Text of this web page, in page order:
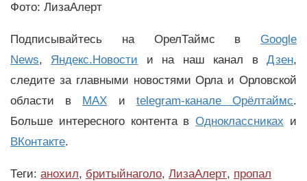
Фото: ЛизаАлерт
Подписывайтесь на ОрелТаймс в Google
News, Яндекс.Новости и на наш канал вДзен,
следите за главными новостями Орла и Орловской
области в MAX и telegram-канале Орёлтаймс.
Больше интересного контента вОдноклассниках и
ВКонтакте.
Теги: анохил, бритыйнаголо, ЛизаАлерт, пропал